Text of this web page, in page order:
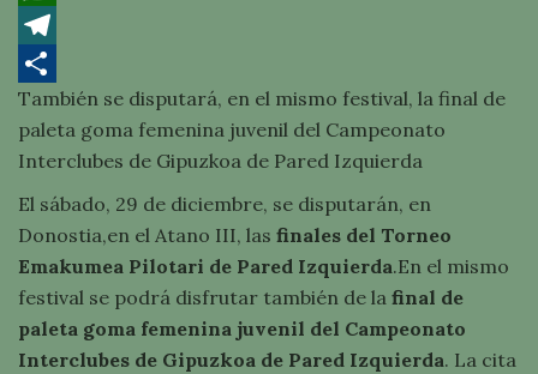
WhatsApp
Telegram
Compartir
También se disputará, en el mismo festival, la final de
paleta goma femenina juvenil del Campeonato
Interclubes de Gipuzkoa de Pared Izquierda
El sábado, 29 de diciembre, se disputarán, en
Donostia,en el Atano III, las finales del Torneo
Emakumea Pilotari de Pared Izquierda.En el mismo
festival se podrá disfrutar también de la final de
paleta goma femenina juvenil del Campeonato
Interclubes de Gipuzkoa de Pared Izquierda. La cita